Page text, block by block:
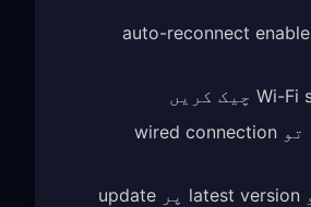
settings میں auto-reconnect enable
اگر ممکن ہو تو wired connection
FreeGuard کو latest version پر update